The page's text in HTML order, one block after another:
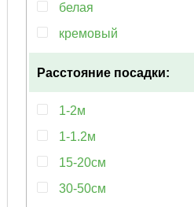
белая
кремовый
Расстояние посадки:
1-2м
1-1.2м
15-20см
30-50см